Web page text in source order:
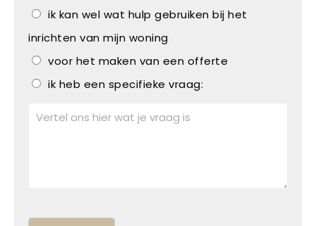
ik kan wel wat hulp gebruiken bij het
inrichten van mijn woning
voor het maken van een offerte
ik heb een specifieke vraag: